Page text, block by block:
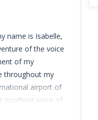
name is Isabelle,
of the voice
of my
throughout my
airport of
soothing voice of